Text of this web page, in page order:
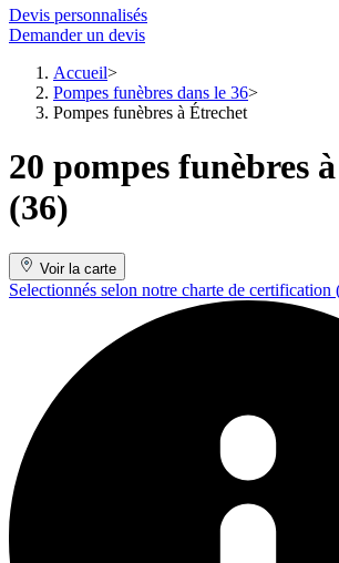
Devis personnalisés
Demander un devis
Accueil
Pompes funèbres dans le 36
Pompes funèbres à Étrechet
20 pompes funèbres
(36)
Voir la carte
Selectionnés selon notre charte de certification